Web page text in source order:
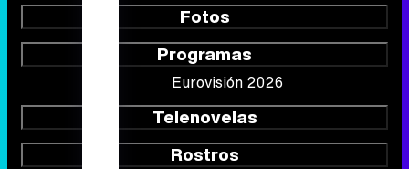
Fotos
Programas
Eurovisión 2026
Telenovelas
Rostros